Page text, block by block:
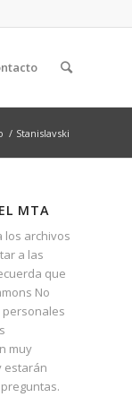
/ Stanislavski
MTA
los archivos
a las
que
No
personales
muy
estarán